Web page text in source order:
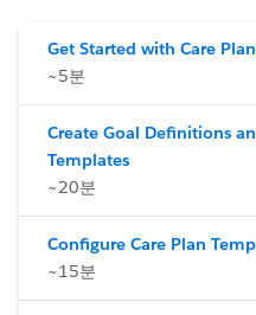
Get Started with Care
~5분
Create Goal Definitions
Templates
~20분
Configure Care Plan
~15분